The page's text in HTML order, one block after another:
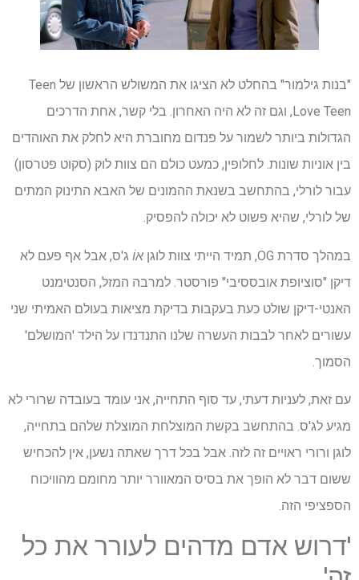
"בנות גילמור" בהחלט לא הציגו את המשולש הראשון של Teen
Love Teen, וגם זה לא היה האחרון. בלי קשר, אחת הדרכים
הגדולות ביותר לשמור על פנדום מחוברת היא לחלק את האוהדים
בין אוניות שונות. לחלופין, כמעט כולם הם צוות לוק (סקוט פטרסון)
עבור לורלי, בהתחשב בשנאת ההמונים של האבא התינוק המתים
של לורלי, שהיא פשוט לא יכולה להפסיק.
במהלך סדרת OG, תמיד הייתי צוות לוגן אוֹ ג'ס, אבל אף פעם לא
דיקן "סוציופת אובססיבי" פורסטר. למרבה המזל, הסנטימנט
האנטי-דיקן שולט כעת בעקבות בדיקת מציאות בעולם האמיתי שני
עשורים לאחר לבבות העשרה שלנו התנדנדו על הילד 'המושלם'
הסמוך.
עם זאת, לעניות דעתי, עד סוף התחייה, אני עומד בעובדה שרורי לא
מגיע לג'ס. בהתחשב בקשת המוצלחת המוצלת שלהם בתחייה,
לוגן ורורי ראויים זה לזה. אבל בכל דרך שאתה נשען, אין להכחיש
ששום דבר לא הופך את בסיס המאוורר יותר מחומם מהוויכוח
הספציפי הזה.
'דרוש אדם מדהים לעורר את כל